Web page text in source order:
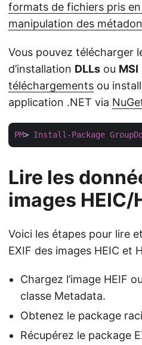
formats de fichiers pris
manipulation des
Vous pouvez télécharger
d’installation DLLs ou MSI
téléchargements ou
application .NET via
PM> Install-Package
Lire les
images HEIC/
Voici les étapes pour lire
EXIF des images HEIC et
Chargez l’image HEIF
classe Metadata.
Obtenez le package
Récupérez le package